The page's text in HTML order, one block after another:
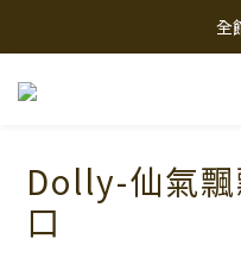
全
Dolly-仙氣
口